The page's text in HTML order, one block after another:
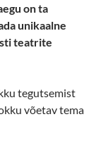
on ta
unikaalne
teatrite
tegutsemist
võetav tema